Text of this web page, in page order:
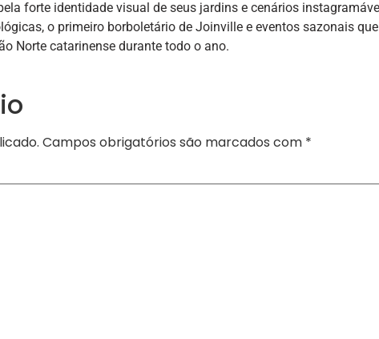
forte identidade visual de seus jardins e cenários
o primeiro borboletário de Joinville e eventos sazonais que
Norte catarinense durante todo o ano.
Campos obrigatórios são marcados com *